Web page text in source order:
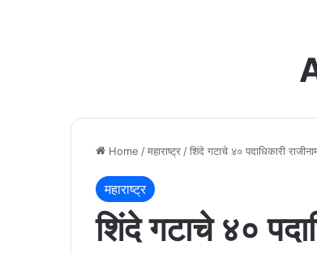
Home /महाराष्ट्र /शिंदे गटाचे ४० पदाधिकारी
महाराष्ट्र
शिंदे गटाचे ४०